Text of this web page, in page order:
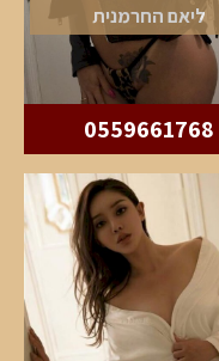
ליאם החרמנית
0559661768